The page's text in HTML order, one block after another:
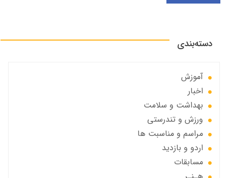
دسته‌بندی
آموزش
اخبار
بهداشت و سلامت
ورزش و تندرستی
مراسم و مناسبت ها
اردو و بازدید
مسابقات